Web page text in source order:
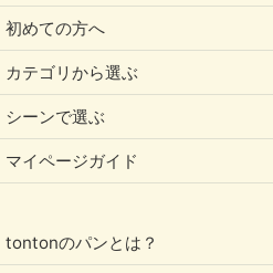
初めての方へ
カテゴリから選ぶ
シーンで選ぶ
マイページガイド
tontonのパンとは？